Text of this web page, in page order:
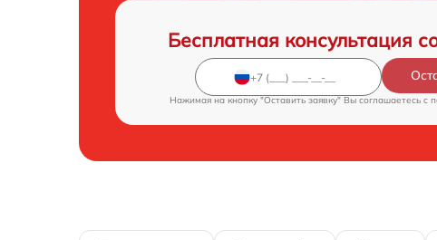
Бесплатная консультация
Нажимая на кнопку "Оставить заявку" Вы соглашаетесь c